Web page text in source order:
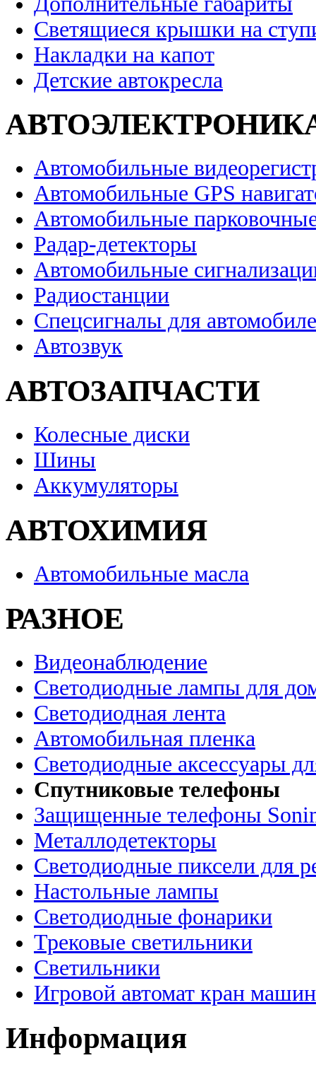
Светящиеся крышки на
Накладки на капот
Детские автокресла
Автомобильные
Автомобильные GPS
Автомобильные
Радар-детекторы
Автомобильные
Радиостанции
Спецсигналы для
Автозвук
АВТОЗАПЧАСТИ
Колесные диски
Шины
Аккумуляторы
АВТОХИМИЯ
Автомобильные масла
РАЗНОЕ
Видеонаблюдение
Светодиодные лампы для
Светодиодная лента
Автомобильная пленка
Светодиодные аксессуары
Спутниковые телефоны
Защищенные телефоны
Металлодетекторы
Светодиодные пиксели для
Настольные лампы
Светодиодные фонарики
Трековые светильники
Светильники
Игровой автомат кран
Информация